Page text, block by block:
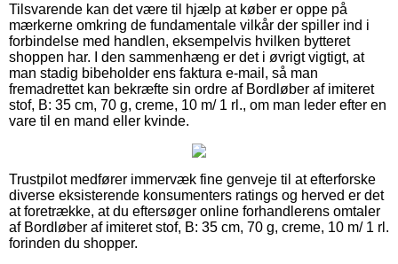
Tilsvarende kan det være til hjælp at køber er oppe på
mærkerne omkring de fundamentale vilkår der spiller ind i
forbindelse med handlen, eksempelvis hvilken bytteret
shoppen har. I den sammenhæng er det i øvrigt vigtigt, at
man stadig bibeholder ens faktura e-mail, så man
fremadrettet kan bekræfte sin ordre af Bordløber af imiteret
stof, B: 35 cm, 70 g, creme, 10 m/ 1 rl., om man leder efter en
vare til en mand eller kvinde.
Trustpilot medfører immervæk fine genveje til at efterforske
diverse eksisterende konsumenters ratings og herved er det
at foretrække, at du eftersøger online forhandlerens omtaler
af Bordløber af imiteret stof, B: 35 cm, 70 g, creme, 10 m/ 1 rl.
forinden du shopper.